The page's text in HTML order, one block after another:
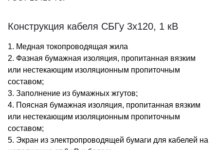
Конструкция кабеля СБГу 3х120, 1 кВ
1. Медная токопроводящая жила
2. Фазная бумажная изоляция, пропитанная вязким
или нестекающим изоляционным пропиточным
составом;
3. Заполнение из бумажных жгутов;
4. Поясная бумажная изоляция, пропитанная вязким
или нестекающим изоляционным пропиточным
составом;
5. Экран из электропроводящей бумаги для кабелей на